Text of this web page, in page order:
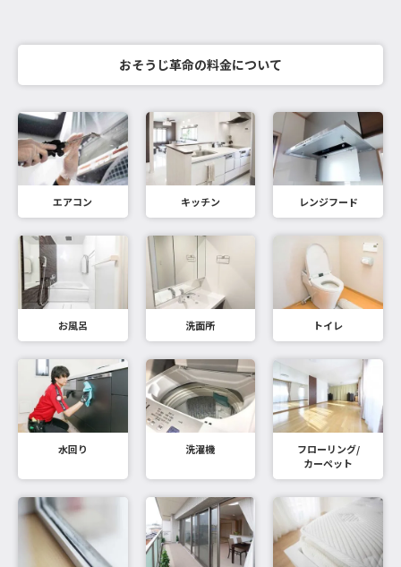
おそうじ革命の料金について
エアコン キッチン レンジフード
お風呂 洗面所 トイレ
水回り 洗濯機
フローリング/
カーペット